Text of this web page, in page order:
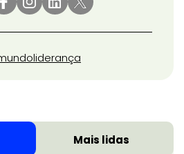
liderança
Mais lidas